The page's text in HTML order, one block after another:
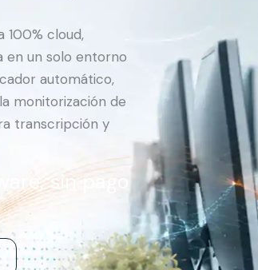
100% cloud,
en un solo entorno
automático,
monitorización de
transcripción y
sin pago